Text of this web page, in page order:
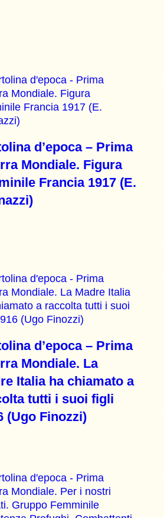
d’epoca – Prima
Mondiale. Figura
Francia 1917 (E.
d’epoca – Prima
Mondiale. La
Italia ha chiamato a
tutti i suoi figli
(Ugo Finozzi)